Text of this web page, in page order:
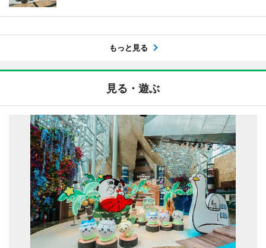
もっと見る
見る・遊ぶ